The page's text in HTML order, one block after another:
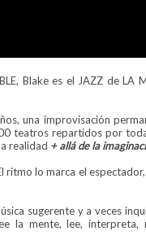
Blake es el JAZZ de LA
una improvisación
teatros repartidos por
realidad + allá de la
ritmo lo marca el
sugerente y a veces
la mente, lee, interpreta,